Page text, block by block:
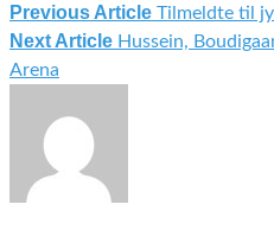
Previous Article Tilmeldte til
Next Article Hussein,
Arena